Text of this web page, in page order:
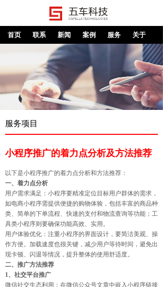
首页 联系 新闻 案例 服务 关于
服务项目
小程序推广的着力点分析及方法推荐
以下是小程序推广的着力点分析和方法推荐：
一、着力点分析
用户需求满足：小程序要精准定位目标用户群体的需求，
如电商小程序需提供便捷的购物体验，包括丰富的商品种
类、简单的下单流程、快速的支付和物流查询等功能；工
具类小程序则要确保功能高效、实用。
用户体验优化：注重小程序的界面设计，要简洁美观、操
作方便。加载速度也很关键，减少用户等待时间，避免出
现卡顿、闪退等情况，提升整体的使用舒适度。
二、推广方法推荐
1、社交平台推广
微信社交生态利用：在微信公众号文章中嵌入小程序链接